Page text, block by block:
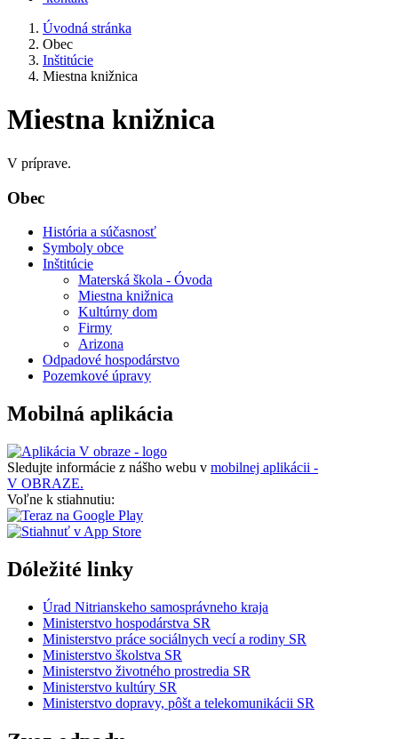
Úvodná stránka
Obec
Inštitúcie
Miestna knižnica
Miestna knižnica
V príprave.
Obec
História a súčasnosť
Symboly obce
Inštitúcie
Materská škola - Óvoda
Miestna knižnica
Kultúrny dom
Firmy
Arizona
Odpadové hospodárstvo
Pozemkové úpravy
Mobilná aplikácia
Sledujte informácie z nášho webu v mobilnej aplikácii -
V OBRAZE.
Voľne k stiahnutiu:
Dóležité linky
Úrad Nitrianskeho samosprávneho kraja
Ministerstvo hospodárstva SR
Ministerstvo práce sociálnych vecí a rodiny SR
Ministerstvo školstva SR
Ministerstvo životného prostredia SR
Ministerstvo kultúry SR
Ministerstvo dopravy, pôšt a telekomunikácii SR